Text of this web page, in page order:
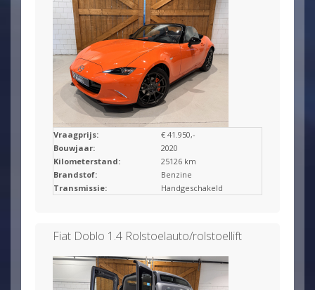
Vraagprijs:
€ 41.950,-
Bouwjaar:
2020
Kilometerstand:
25126 km
Brandstof:
Benzine
Transmissie:
Handgeschakeld
Fiat Doblo 1.4 Rolstoelauto/rolstoellift